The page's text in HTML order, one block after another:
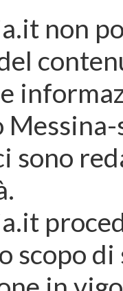
non
sono
scopo